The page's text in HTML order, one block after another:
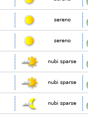
sereno
sereno
nubi sparse
nubi sparse
nubi sparse